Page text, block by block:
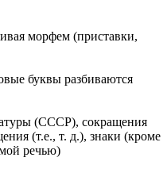
морфем (приставки,
буквы разбиваются
(СССР), сокращения
(т.е., т. д.), знаки (кроме
речью)